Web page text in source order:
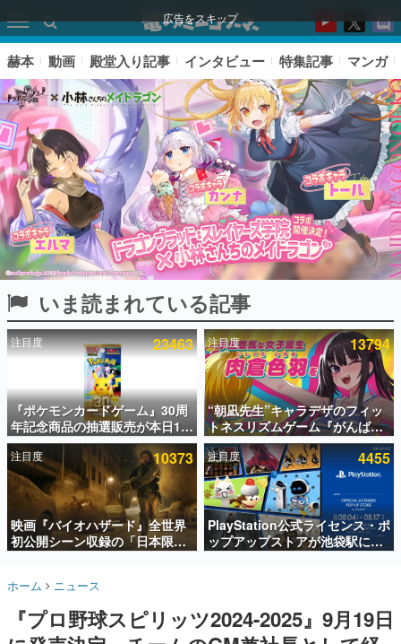
広告をスキップ
ピックアップ
電ファミのいま読まれている記事ランキング
アプリセール情報
インタビュー
連載・特集一覧
殿堂入り記事
SNS拡散数が数千以上！ ページビュー数万以上！ などな
ど。多くの人々に読まれた、電ファミ渾身の“殿堂入り”記
事をまとめました。
名作ゲームクリエイターの方々に製作時のエピソードをお
きます。
赫本 動画 殿堂入り記事 インタビュー 特集記事 マンガ
いま読まれている記事
注目度 23463
『ポケモンカードゲーム』30周
年記念商品の抽選販売が本日12
時より開始。拡張パック「30th
CELEBRATION」のボックス
に、「プレミアムデッキセット
エーフィ・ブラッキー」
「FUTURISTIC BOX」の計3商
品
注目度 13794
“朝凪先生”キャラデザのフィッ
トネスリズムゲーム『がんば
れ！チアリズム』Steamストア
ページが公開。キャラクターの
CVは陽向葵ゅかさん
注目度 10373
映画『バイオハザード』全世界
初公開シーン収録の「日本限
定」予告映像が解禁。バイオの
「ラクーンシティ総合病院」へ
行く配達人の姿が披露
注目度 4455
PlayStation公式ライセンス・ポ
ップアップストアが池袋駅にて
期間限定で開催。夏のアパレル
ホーム ニュース
『プロ野球スピリッツ2024-2025』9月19日